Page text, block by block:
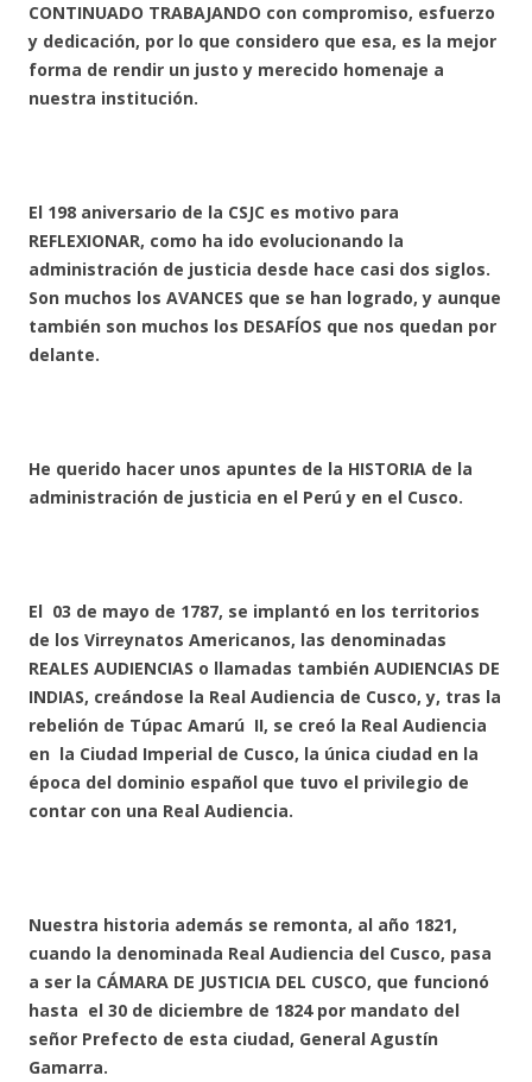
CONTINUADO TRABAJANDO con compromiso, esfuerzo
y dedicación, por lo que considero que esa, es la mejor
forma de rendir un justo y merecido homenaje a
nuestra institución.
El 198 aniversario de la CSJC es motivo para
REFLEXIONAR, como ha ido evolucionando la
administración de justicia desde hace casi dos siglos.
Son muchos los AVANCES que se han logrado, y aunque
también son muchos los DESAFÍOS que nos quedan por
delante.
He querido hacer unos apuntes de la HISTORIA de la
administración de justicia en el Perú y en el Cusco.
El 03 de mayo de 1787, se implantó en los territorios
de los Virreynatos Americanos, las denominadas
REALES AUDIENCIAS o llamadas también AUDIENCIAS DE
INDIAS, creándose la Real Audiencia de Cusco, y, tras la
rebelión de Túpac Amarú II, se creó la Real Audiencia
en la Ciudad Imperial de Cusco, la única ciudad en la
época del dominio español que tuvo el privilegio de
contar con una Real Audiencia.
Nuestra historia además se remonta, al año 1821,
cuando la denominada Real Audiencia del Cusco, pasa
a ser la CÁMARA DE JUSTICIA DEL CUSCO, que funcionó
hasta el 30 de diciembre de 1824 por mandato del
señor Prefecto de esta ciudad, General Agustín
Gamarra.